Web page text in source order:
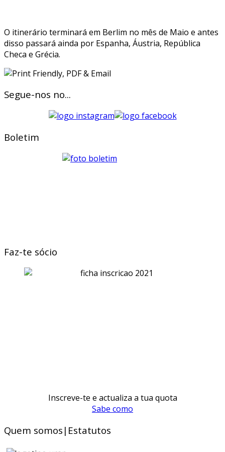
O itinerário terminará em Berlim no mês de Maio e antes
disso passará ainda por Espanha, Áustria, República
Checa e Grécia.
Segue-nos no...
Boletim
Faz-te sócio
Inscreve-te e actualiza a tua quota
Sabe como
Quem somos|Estatutos